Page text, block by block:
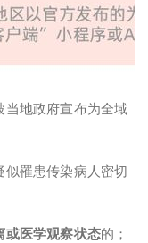
当地政府宣布为全域
罹患传染病人密切
或医学观察状态的；